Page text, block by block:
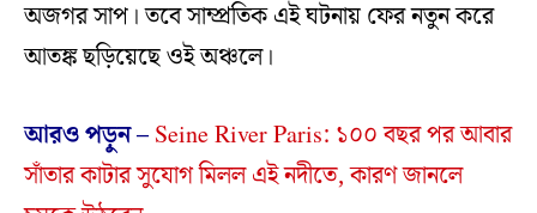
অজগর সাপ। তবে সাম্প্রতিক এই ঘটনায় ফের নতুন করে
আতঙ্ক ছড়িয়েছে ওই অঞ্চলে।
আরও পড়ুন –Seine River Paris: ১০০ বছর পর আবার
সাঁতার কাটার সুযোগ মিলল এই নদীতে, কারণ জানলে